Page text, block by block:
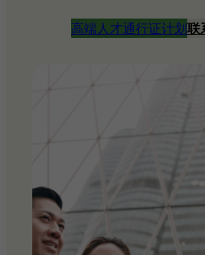
高端人才通行证计划联